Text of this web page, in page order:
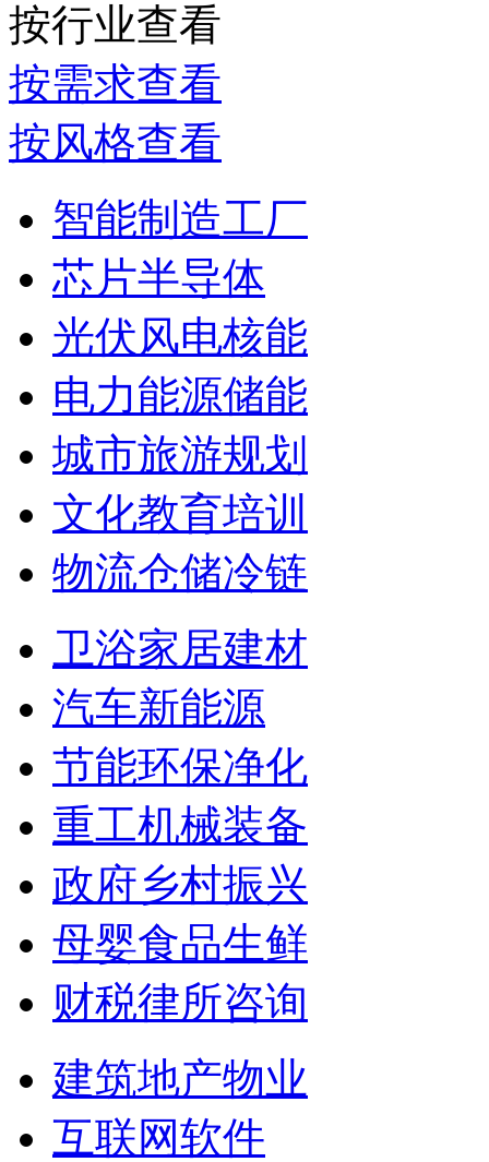
按行业查看
按需求查看
按风格查看
智能制造工厂
芯片半导体
光伏风电核能
电力能源储能
城市旅游规划
文化教育培训
物流仓储冷链
卫浴家居建材
汽车新能源
节能环保净化
重工机械装备
政府乡村振兴
母婴食品生鲜
财税律所咨询
建筑地产物业
互联网软件